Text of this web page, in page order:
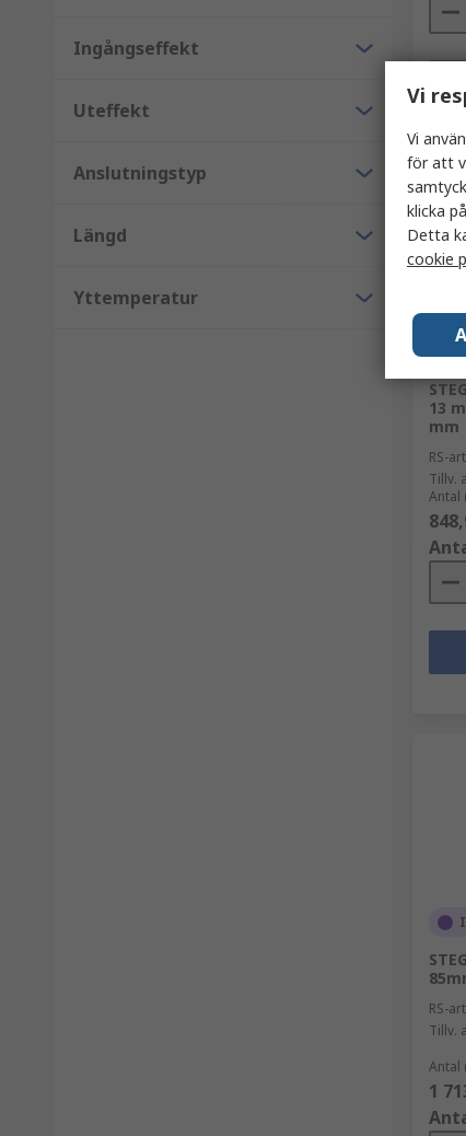
Ingångseffekt
Uteffekt
Anslutningstyp
Längd
Yttemperatur
13
mm
RS-
Tillv.
Antal
RS-
Tillv.
Antal
1
Vi
Vi
för att
klicka
Detta
cookie